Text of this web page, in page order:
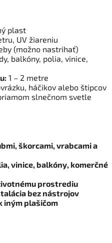
plast
UV žiareniu
(možno nastrihať)
balkóny, polia, vinice,
1 – 2 metre
háčikov alebo štipcov
slnečnom svetle
škorcami, vrabcami a
vinice, balkóny, komerčné
prostrediu
bez nástrojov
iným plašičom